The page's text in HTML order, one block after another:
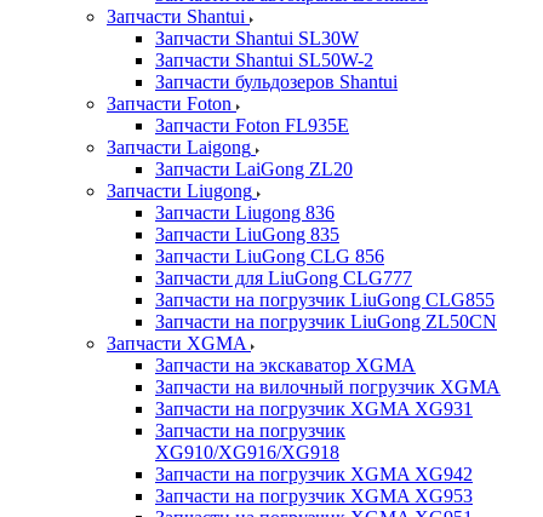
Запчасти Shantui
Запчасти Shantui SL30W
Запчасти Shantui SL50W-2
Запчасти бульдозеров Shantui
Запчасти Foton
Запчасти Foton FL935E
Запчасти Laigong
Запчасти LaiGong ZL20
Запчасти Liugong
Запчасти Liugong 836
Запчасти LiuGong 835
Запчасти LiuGong CLG 856
Запчасти для LiuGong CLG777
Запчасти на погрузчик LiuGong CLG855
Запчасти на погрузчик LiuGong ZL50CN
Запчасти XGMA
Запчасти на экскаватор XGMA
Запчасти на вилочный погрузчик XGMA
Запчасти на погрузчик XGMA XG931
Запчасти на погрузчик
XG910/XG916/XG918
Запчасти на погрузчик XGMA XG942
Запчасти на погрузчик XGMA XG953